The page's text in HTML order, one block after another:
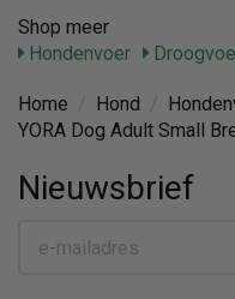
Shop meer
Hondenvoer
Home Hond
YORA Dog Adult Small
Nieuwsbrief